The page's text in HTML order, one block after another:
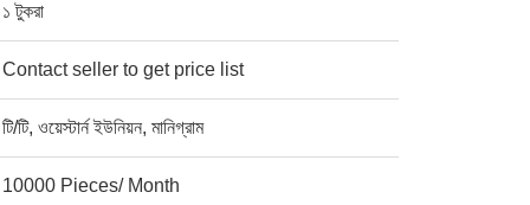
১ টুকরা
Contact seller to get price list
টি/টি, ওয়েস্টার্ন ইউনিয়ন, মানিগ্রাম
10000 Pieces/ Month